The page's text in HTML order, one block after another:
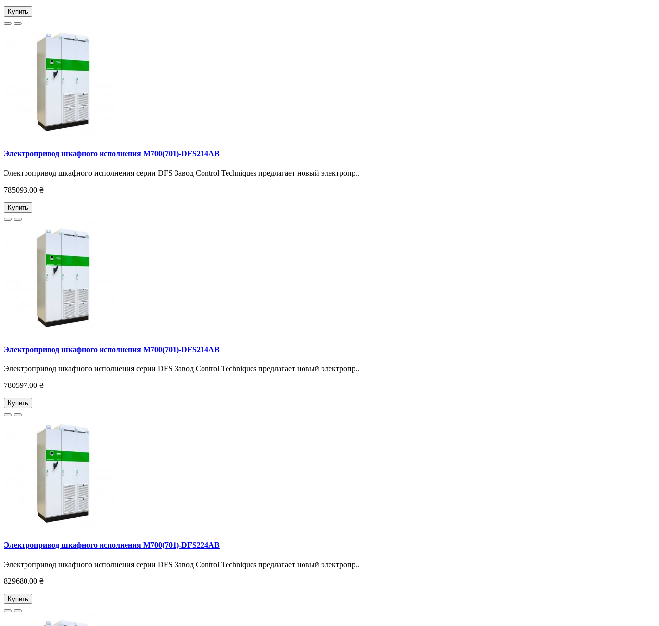
Купить
Электропривод шкафного исполнения M700(701)-DFS214AB
Электропривод шкафного исполнения серии DFS Завод Control Techniques предлагает новый электропр..
785093.00 ₴
Купить
Электропривод шкафного исполнения M700(701)-DFS214AB
Электропривод шкафного исполнения серии DFS Завод Control Techniques предлагает новый электропр..
780597.00 ₴
Купить
Электропривод шкафного исполнения M700(701)-DFS224AB
Электропривод шкафного исполнения серии DFS Завод Control Techniques предлагает новый электропр..
829680.00 ₴
Купить